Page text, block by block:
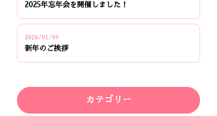
2025年忘年会を開催しました！
2026/01/09
新年のご挨拶
カテゴリー